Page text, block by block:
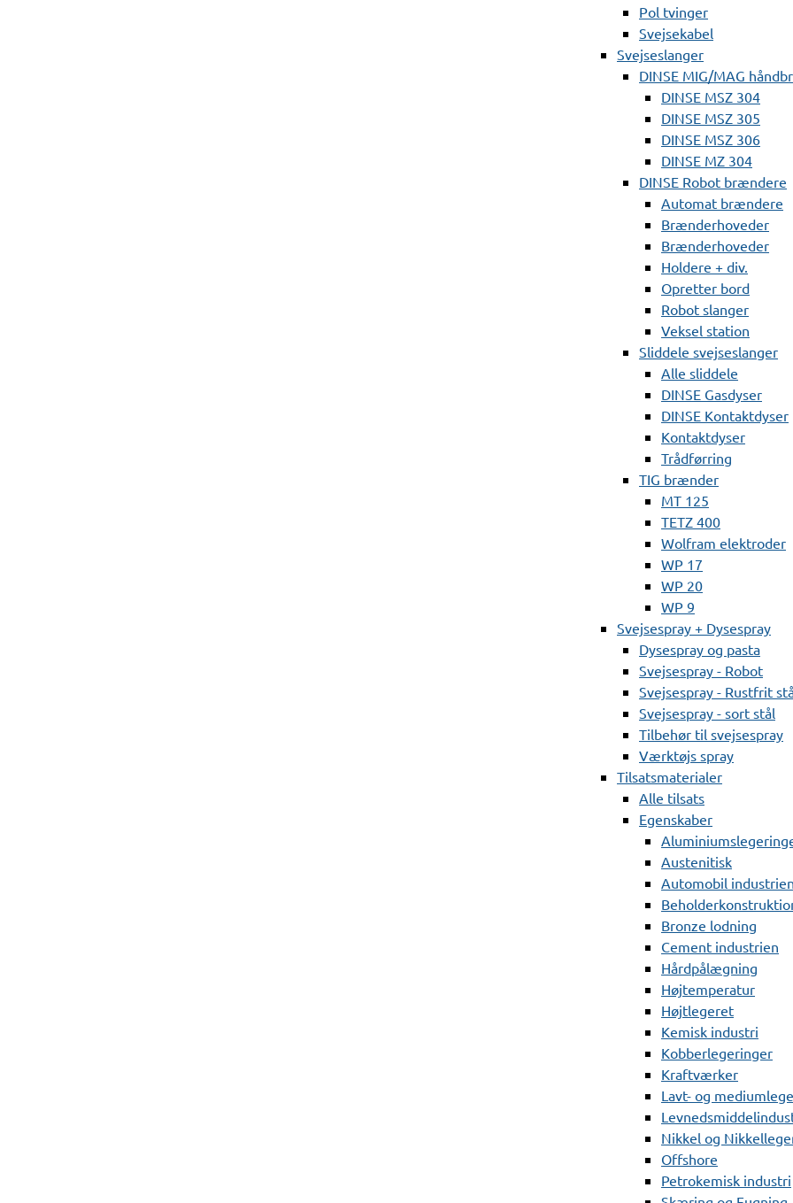
Pol tvinger
Svejsekabel
Svejseslanger
DINSE MIG/MAG
DINSE MSZ 304
DINSE MSZ 305
DINSE MSZ 306
DINSE MZ 304
DINSE Robot brændere
Automat brændere
Brænderhoveder
Brænderhoveder
Holdere + div.
Opretter bord
Robot slanger
Veksel station
Sliddele svejseslanger
Alle sliddele
DINSE Gasdyser
DINSE Kontaktdyser
Kontaktdyser
Trådførring
TIG brænder
MT 125
TETZ 400
Wolfram elektroder
WP 17
WP 20
WP 9
Svejsespray + Dysespray
Dysespray og pasta
Svejsespray - Robot
Svejsespray - Rustfrit
Svejsespray - sort stål
Tilbehør til svejsespray
Værktøjs spray
Tilsatsmaterialer
Alle tilsats
Egenskaber
Austenitisk
Automobil industrien
Bronze lodning
Cement industrien
Hårdpålægning
Højtemperatur
Højtlegeret
Kemisk industri
Kobberlegeringer
Kraftværker
Lavt- og
Nikkel og
Offshore
Petrokemisk industri